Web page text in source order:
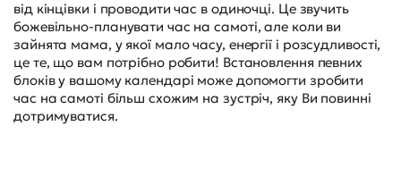
від кінцівки і проводити час в одиночці. Це звучить
божевільно-планувати час на самоті, але коли ви
зайнята мама, у якої мало часу, енергії і розсудливості,
це те, що вам потрібно робити! Встановлення певних
блоків у вашому календарі може допомогти зробити
час на самоті більш схожим на зустріч, яку Ви повинні
дотримуватися.